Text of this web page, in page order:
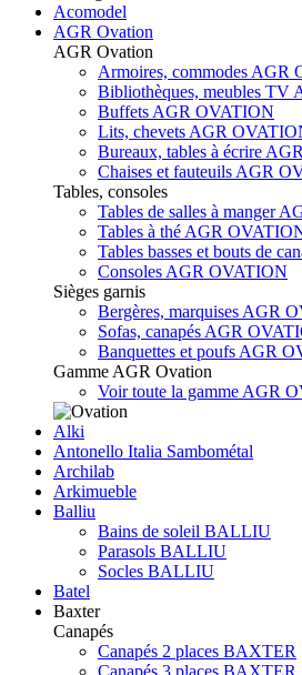
Acomodel
AGR Ovation
AGR Ovation
Armoires, commodes AGR
Bibliothèques, meubles TV
Buffets AGR OVATION
Lits, chevets AGR
Bureaux, tables à écrire
Chaises et fauteuils AGR
Tables, consoles
Tables de salles à manger
Tables à thé AGR
Tables basses et bouts de
Consoles AGR OVATION
Sièges garnis
Bergères, marquises AGR
Sofas, canapés AGR
Banquettes et poufs AGR
Gamme AGR Ovation
Voir toute la gamme AGR
Alki
Antonello Italia Sambométal
Archilab
Arkimueble
Balliu
Bains de soleil BALLIU
Parasols BALLIU
Socles BALLIU
Batel
Baxter
Canapés
Canapés 2 places BAXTER
Canapés 3 places BAXTER